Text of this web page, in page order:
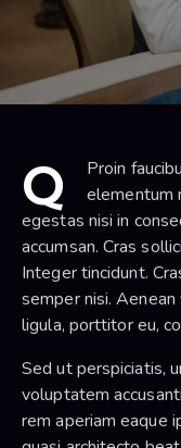
Q
Proin
elementum
egestas nisi in
accumsan. Cras
Integer tincidunt.
semper nisi.
ligula, porttitor eu,
Sed ut perspiciatis,
voluptatem
rem aperiam eaque